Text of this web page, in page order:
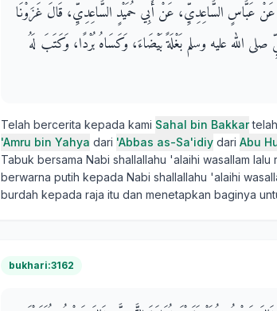
عَبَّاسٍ السَّاعِدِيِّ، عَنْ أَبِي حُمَيْدٍ السَّاعِدِيِّ، قَالَ غَزَوْنَا
الله عليه وسلم بَغْلَةً بَيْضَاءَ، وَكَسَاهُ بُرْدًا، وَكَتَبَ لَهُ
Telah bercerita kepada kami Sahal bin Bakkar
'Amru bin Yahya dari 'Abbas as-Sa'idiy dari Abu
Tabuk bersama Nabi shallallahu 'alaihi wasallam
berwarna putih kepada Nabi shallallahu 'alaihi
burdah kepada raja itu dan menetapkan baginya
bukhari:3162